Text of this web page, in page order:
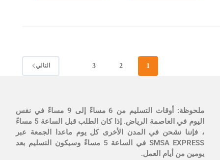
1
2
3 التالي
ملحوظة: أوقات التسليم من 6 مساءً إلى 9 مساءً في نفس
اليوم في العاصمة الرياض. إذا كان الطلب قبل الساعة 5 مساءً
، فإننا نشحن في المدن الأخرى كل يوم ماعدا الجمعة عبر
SMSA EXPRESS في الساعة 5 مساءً وسيكون التسليم بعد
يومين من أيام العمل.